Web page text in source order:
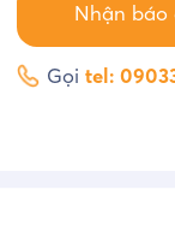
Nhận báo
Gọitel: